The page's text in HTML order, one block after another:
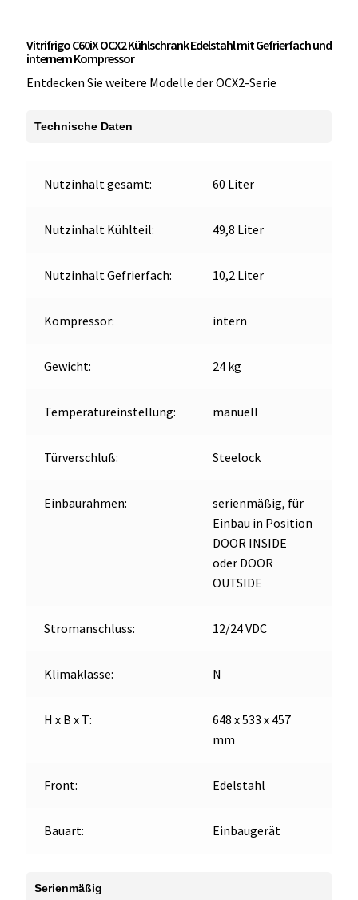
mit
Gefrierfach
Edelstahl
Vitrifrigo C60iX OCX2 Kühlschrank Edelstahl mit Gefrierfach und
internem Kompressor
Entdecken Sie weitere Modelle der OCX2-Serie
Technische Daten
Nutzinhalt gesamt: 60 Liter
Nutzinhalt Kühlteil: 49,8 Liter
Nutzinhalt Gefrierfach: 10,2 Liter
Kompressor: intern
Gewicht: 24 kg
Temperatureinstellung: manuell
Türverschluß: Steelock
Einbaurahmen:
serienmäßig, für
Einbau in Position
DOOR INSIDE
oder DOOR
OUTSIDE
Stromanschluss: 12/24 VDC
Klimaklasse: N
H x B x T:
648 x 533 x 457
mm
Front: Edelstahl
Bauart: Einbaugerät
Serienmäßig